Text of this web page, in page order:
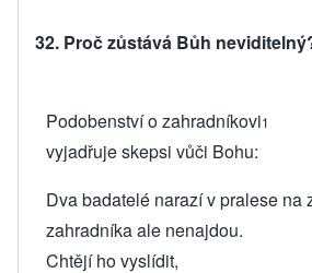
32. Proč zůstává Bůh
Podobenství o zahradníkovi1
vyjadřuje skepsi vůči Bohu:
Dva badatelé narazí v pralese na
zahradníka ale nenajdou.
Chtějí ho vyslídit,